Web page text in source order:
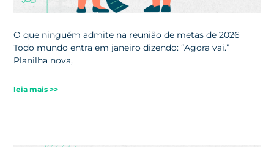
O que ninguém admite na reunião de metas de 2026
Todo mundo entra em janeiro dizendo: “Agora vai.”
Planilha nova,
leia mais >>